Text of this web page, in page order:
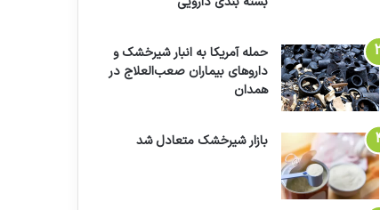
حمله آمریکا به انبار شیرخشک و
داروهای بیماران صعب‌العلاج در
همدان
بازار شیرخشک متعادل شد